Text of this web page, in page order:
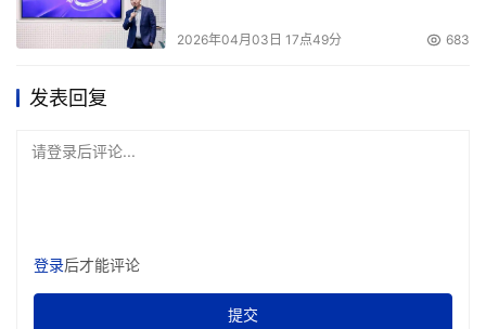
2026年04月03日 17点49分 683
发表回复
请登录后评论...
登录后才能评论
提交